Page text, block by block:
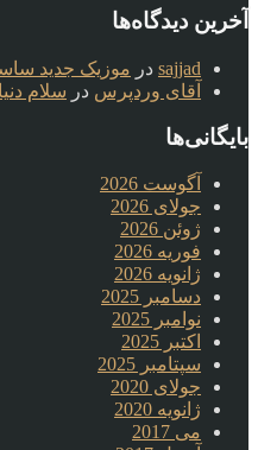
آخرین دیدگاه‌ها
sajjad در موزیک جدید
آقای وردپرس در سلام
بایگانی‌ها
آگوست 2026
جولای 2026
ژوئن 2026
فوریه 2026
ژانویه 2026
دسامبر 2025
نوامبر 2025
اکتبر 2025
سپتامبر 2025
جولای 2020
ژانویه 2020
می 2017